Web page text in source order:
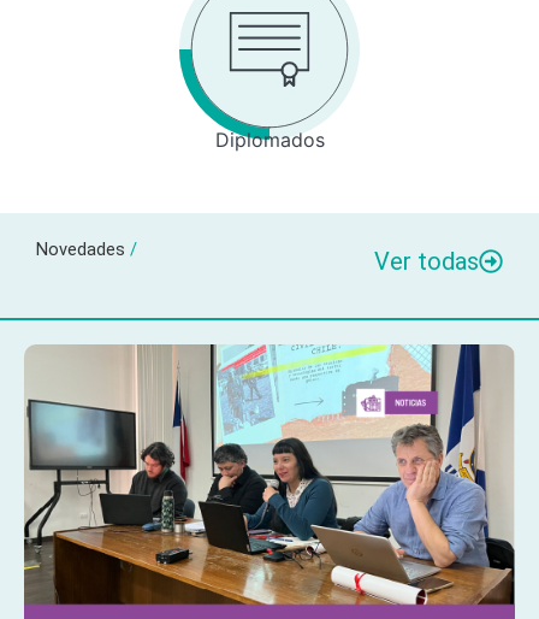
Diplomados
Novedades / Ver todas